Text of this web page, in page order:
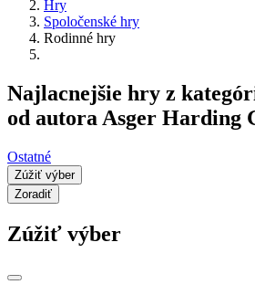
Hry
Spoločenské hry
Rodinné hry
Najlacnejšie hry z
od autora Asger Harding
Ostatné
Zúžiť výber
Zoradiť
Zúžiť výber